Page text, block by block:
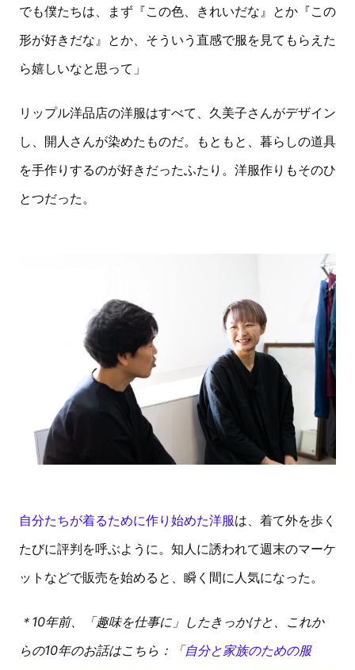
でも僕たちは、まず『この色、きれいだな』とか『この
形が好きだな』とか、そういう直感で服を見てもらえた
ら嬉しいなと思って」
リップル洋品店の洋服はすべて、久美子さんがデザイン
し、開人さんが染めたものだ。もともと、暮らしの道具
を手作りするのが好きだったふたり。洋服作りもそのひ
とつだった。
自分たちが着るために作り始めた洋服は、着て外を歩く
たびに評判を呼ぶように。知人に誘われて週末のマーケ
ットなどで販売を始めると、瞬く間に人気になった。
＊10年前、「趣味を仕事に」したきっかけと、これか
らの10年のお話はこちら：
「自分と家族のための服